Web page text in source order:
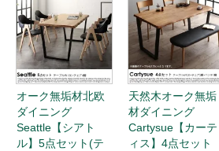
オーク無垢材北欧
ダイニング
Seattle【シアト
ル】5点セット(テ
天然木オーク無垢
材ダイニング
Cartysue【カーテ
ィス】4点セット